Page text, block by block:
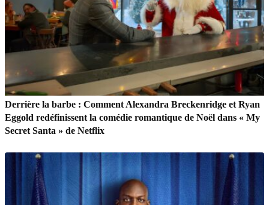
Derrière la barbe : Comment Alexandra Breckenridge et Ryan
Eggold redéfinissent la comédie romantique de Noël dans « My
Secret Santa » de Netflix